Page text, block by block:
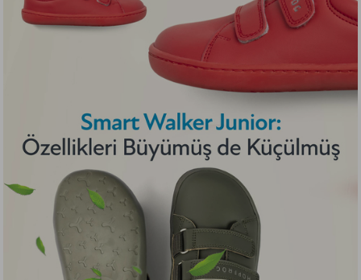
Çocuk dostu Hopfrög Kids’in özel olarak
tasarlandığı iki kanatlı akıllı cırt sistemi Smart
WingVelcros Duo ile yeni ayakkabı giymeye
başlayan minikler bile;
Ayakkabı cırtını nereden açacağını bilir!
Tek hamlede açar!
Yardım almadan kolaylıkla giyer!
Esneğen lastiği ile Smart WingVelcros Duo minik
ayakları eşit biçimde sıkmadan kavrar. Tombiş
ayaklarda cırtların kısa kalma problemini süper
esneyen akıllı cırt sistemi sayesinde tam kapanma
sağlayarak çözer.